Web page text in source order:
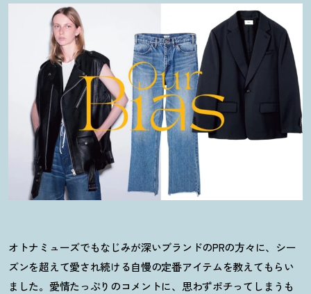
オトナミューズでもなじみが深いブランドのPRの方々に、シー
ズンを超えて愛され続ける自慢の定番アイテムを教えてもらい
ました。愛情たっぷりのコメントに、思わずポチってしまうも